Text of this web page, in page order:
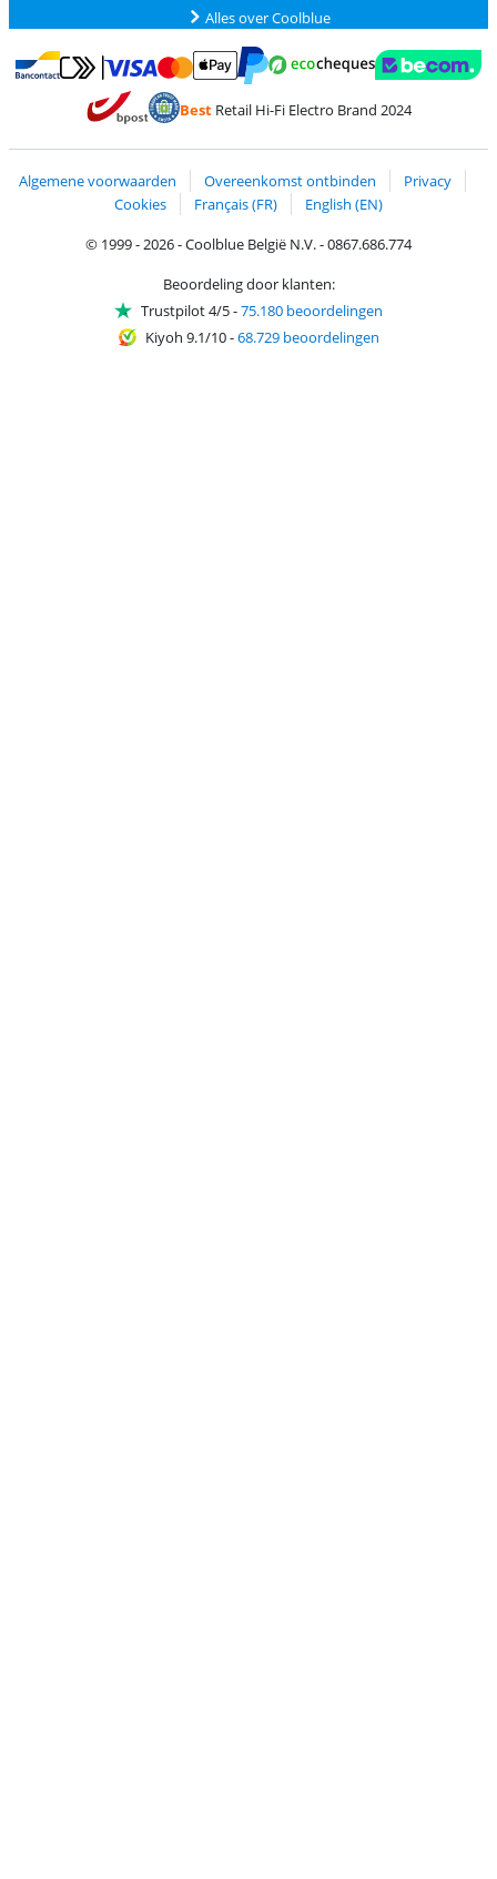
Alles over Coolblue
Betalen met Bancontact
Betalen met MasterCard en Visa via ClickToPay
Betalen met PayPal
BestRetail Hi-Fi Electro Brand 2024
Algemene voorwaarden Overeenkomst ontbinden
Privacy
Cookies
Français (FR)
English (EN)
© 1999 - 2026 - Coolblue België N.V. - 0867.686.774
Beoordeling door klanten:
Trustpilot 4/5-75.180 beoordelingen
Kiyoh 9.1/10-68.729 beoordelingen